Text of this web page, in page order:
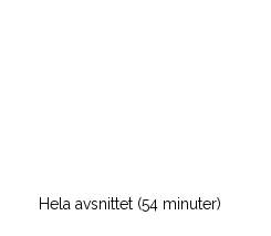
Hela avsnittet (54 minuter)